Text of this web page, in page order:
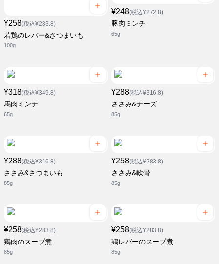
¥258(税込¥283.8)
若鶏のレバー&さつまいも
100g
¥248(税込¥272.8)
豚肉ミンチ
65g
¥318(税込¥349.8)
馬肉ミンチ
65g
¥288(税込¥316.8)
ささみ&チーズ
85g
¥288(税込¥316.8)
ささみ&さつまいも
85g
¥258(税込¥283.8)
ささみ&軟骨
85g
¥258(税込¥283.8)
鶏肉のスープ煮
85g
¥258(税込¥283.8)
鶏レバーのスープ煮
85g